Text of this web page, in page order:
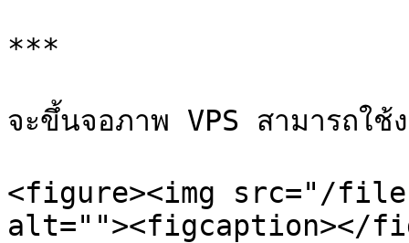
***
จะขึ้นจอภาพ VPS สามารถใช้
<figure><img src="/
alt=""><figcaption></